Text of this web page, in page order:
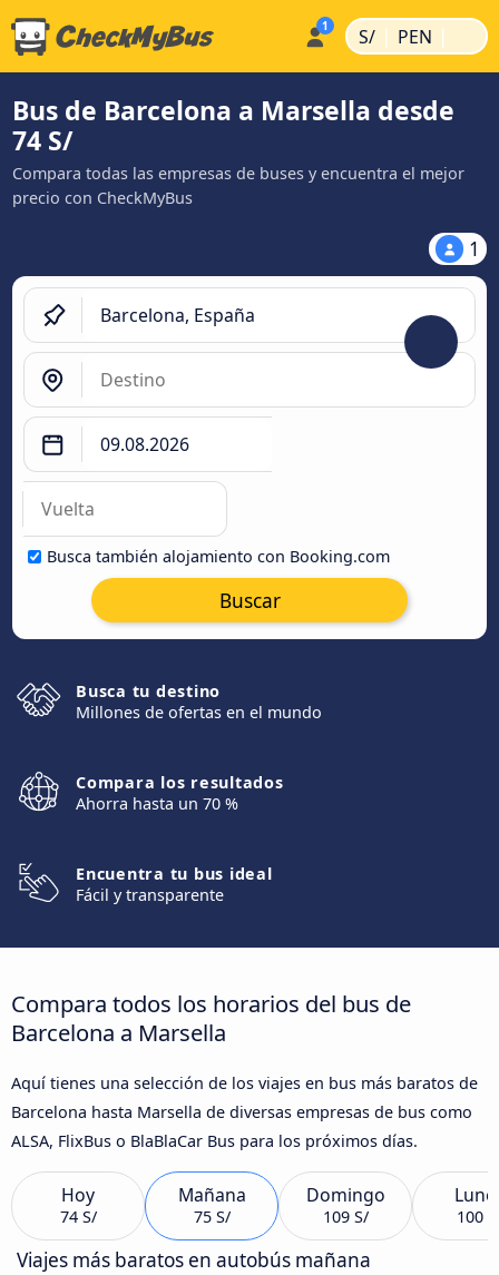
S/ | PEN |
Bus de Barcelona a Marsella desde
74 S/
Compara todas las empresas de buses y encuentra el mejor
precio con CheckMyBus
1
Busca también alojamiento con Booking.com
Buscar
Busca tu destino
Millones de ofertas en el mundo
Compara los resultados
Ahorra hasta un 70 %
Encuentra tu bus ideal
Fácil y transparente
Compara todos los horarios del bus de
Barcelona a Marsella
Aquí tienes una selección de los viajes en bus más baratos de
Barcelona hasta Marsella de diversas empresas de bus como
ALSA, FlixBus o BlaBlaCar Bus para los próximos días.
Hoy
74 S/
Mañana
75 S/
Domingo
109 S/ 100
Viajes más baratos en autobús mañana